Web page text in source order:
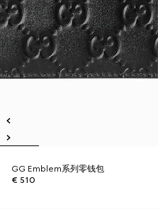
GG Emblem系列零钱包
€ 510